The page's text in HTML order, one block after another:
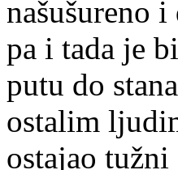
našušureno
pa i tada je
putu do
ostalim
ostajao